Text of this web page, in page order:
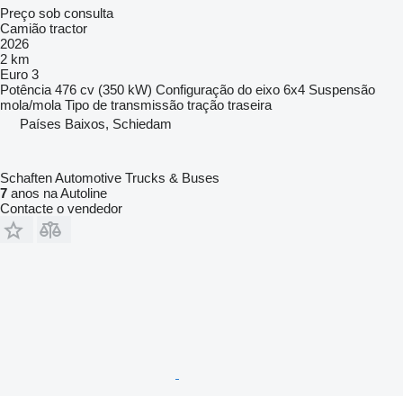
Preço sob consulta
Camião tractor
2026
2 km
Euro 3
Potência 476 cv (350 kW) Configuração do eixo 6x4 Suspensão
mola/mola Tipo de transmissão tração traseira
Países Baixos, Schiedam
Schaften Automotive Trucks & Buses
7 anos na Autoline
Contacte o vendedor